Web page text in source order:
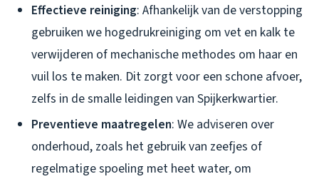
Effectieve reiniging: Afhankelijk van de verstopping
gebruiken we hogedrukreiniging om vet en kalk te
verwijderen of mechanische methodes om haar en
vuil los te maken. Dit zorgt voor een schone afvoer,
zelfs in de smalle leidingen van Spijkerkwartier.
Preventieve maatregelen: We adviseren over
onderhoud, zoals het gebruik van zeefjes of
regelmatige spoeling met heet water, om